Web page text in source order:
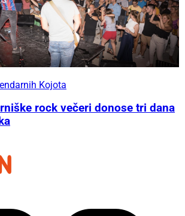
Kojota
rock večeri donose tri dana